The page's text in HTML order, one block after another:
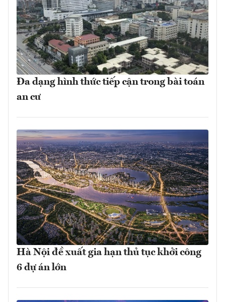
Đa dạng hình thức tiếp cận trong bài toán
an cư
Hà Nội đề xuất gia hạn thủ tục khởi công
6 dự án lớn